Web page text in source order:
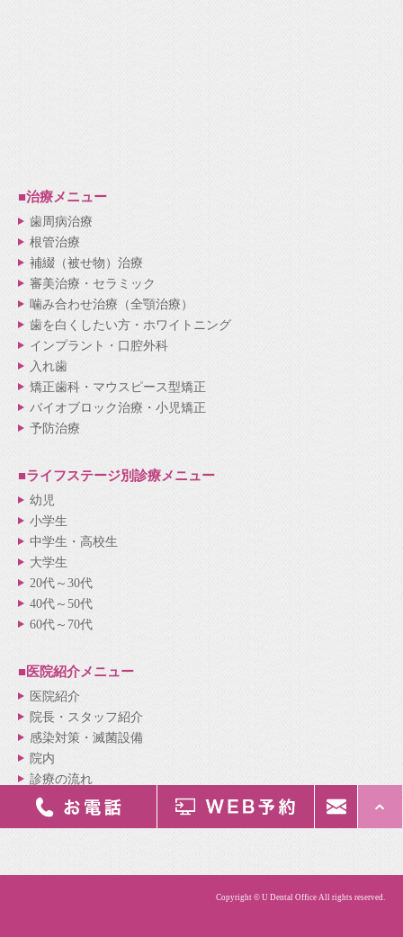
■治療メニュー
歯周病治療
根管治療
補綴（被せ物）治療
審美治療・セラミック
噛み合わせ治療（全顎治療）
歯を白くしたい方・ホワイトニング
インプラント・口腔外科
入れ歯
矯正歯科・マウスピース型矯正
バイオブロック治療・小児矯正
予防治療
■ライフステージ別診療メニュー
幼児
小学生
中学生・高校生
大学生
20代～30代
40代～50代
60代～70代
■医院紹介メニュー
医院紹介
院長・スタッフ紹介
感染対策・滅菌設備
院内
診療の流れ
新着情報
サイトマップ
Copyright © U Dental Office All rights reserved.